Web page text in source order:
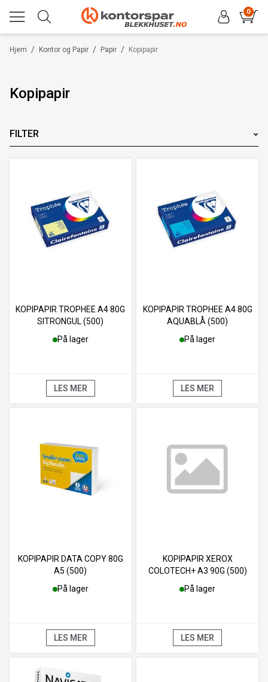
0
/
Hjem /
Kontor og Papir /
Papir Kopipapir
Kopipapir
FILTER
KOPIPAPIR TROPHEE A4 80G
SITRONGUL (500)
På lager
LES MER
KOPIPAPIR TROPHEE A4 80G
AQUABLÅ (500)
På lager
LES MER
KOPIPAPIR DATA COPY 80G
A5 (500)
På lager
LES MER
KOPIPAPIR XEROX
COLOTECH+ A3 90G (500)
På lager
LES MER